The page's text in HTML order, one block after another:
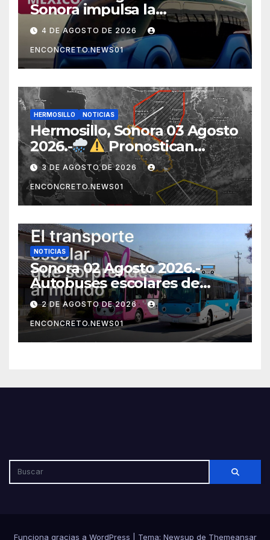
Sonora impulsa la
electromovilidad con
«Beyond», un vehículo
eléctrico desarrollado junto
al ITH
4 DE AGOSTO DE 2026
ENCONCRETO.NEWS01
HERMOSILLO NOTICIAS
Hermosillo, Sonora 03 Agosto
2026.-
Pronostican
lluvias para Hermosillo esta
noche; norte de Sonora
registra mayor potencial de
tormentas
3 DE AGOSTO DE 2026
ENCONCRETO.NEWS01
NOTICIAS
Sonora 02 Agosto 2026.-
Autobuses escolares de
Japón sorprenden al mundo
por su seguridad y disciplina
2 DE AGOSTO DE 2026
ENCONCRETO.NEWS01
Funciona gracias a WordPress Tema: Newsup de Themeansar